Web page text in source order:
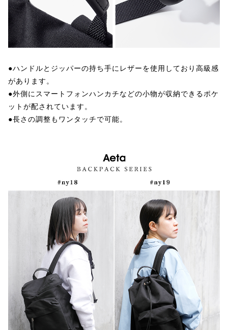
●ハンドルとジッパーの持ち手にレザーを使用しており高級感
があります。
●外側にスマートフォンハンカチなどの小物が収納できるポケ
ットが配されています。
●長さの調整もワンタッチで可能。